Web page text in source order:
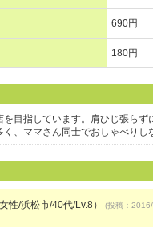
690円
180円
を目指しています。肩ひじ張ら
、ママさん同士でおしゃべり
性/浜松市/40代/Lv.8） (投稿：